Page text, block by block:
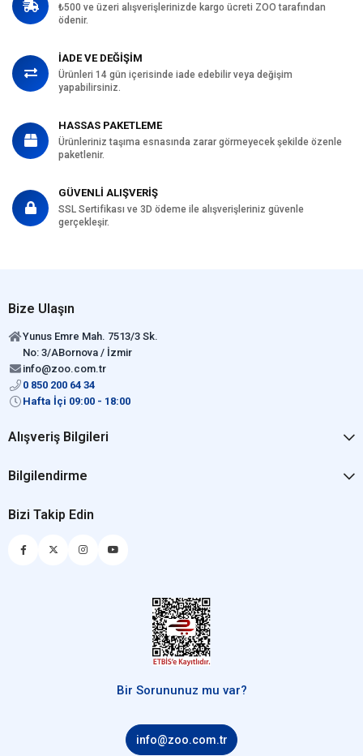
₺500 ve üzeri alışverişlerinizde kargo ücreti ZOO tarafından
ödenir.
İADE VE DEĞİŞİM
Ürünleri 14 gün içerisinde iade edebilir veya değişim
yapabilirsiniz.
HASSAS PAKETLEME
Ürünleriniz taşıma esnasında zarar görmeyecek şekilde özenle
paketlenir.
GÜVENLİ ALIŞVERİŞ
SSL Sertifikası ve 3D ödeme ile alışverişleriniz güvenle
gerçekleşir.
Bize Ulaşın
Yunus Emre Mah. 7513/3 Sk.
No: 3/ABornova / İzmir
info@zoo.com.tr
0 850 200 64 34
Hafta İçi 09:00 - 18:00
Alışveriş Bilgileri
Bilgilendirme
Bizi Takip Edin
Bir Sorununuz mu var?
info@zoo.com.tr